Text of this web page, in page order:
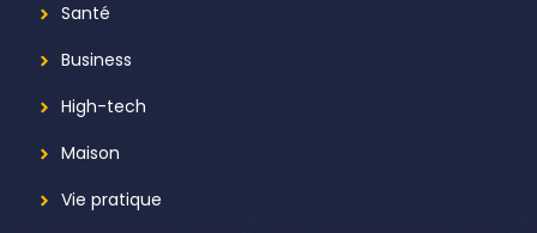
Santé
Business
High-tech
Maison
Vie pratique